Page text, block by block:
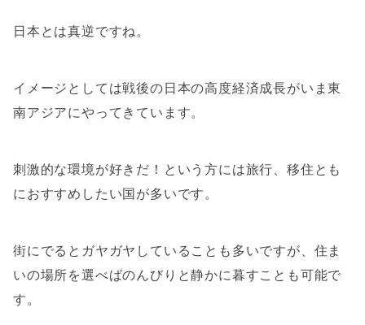
日本とは真逆ですね。
イメージとしては戦後の日本の高度経済成長がいま東
南アジアにやってきています。
刺激的な環境が好きだ！という方には旅行、移住とも
におすすめしたい国が多いです。
街にでるとガヤガヤしていることも多いですが、住ま
いの場所を選べばのんびりと静かに暮すことも可能で
す。